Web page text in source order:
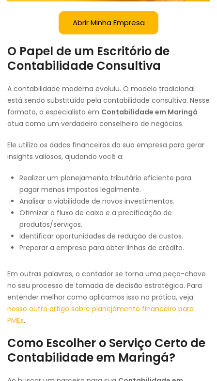
Abrir Minha Empresa
O Papel de um Escritório de
Contabilidade Consultiva
A contabilidade moderna evoluiu. O modelo tradicional
está sendo substituído pela contabilidade consultiva. Nesse
formato, o especialista em Contabilidade em Maringá
atua como um verdadeiro conselheiro de negócios.
Ele utiliza os dados financeiros da sua empresa para gerar
insights valiosos, ajudando você a:
Realizar um planejamento tributário eficiente para
pagar menos impostos legalmente.
Analisar a viabilidade de novos investimentos.
Otimizar o fluxo de caixa e a precificação de
produtos/serviços.
Identificar oportunidades de redução de custos.
Preparar a empresa para obter linhas de crédito.
Em outras palavras, o contador se torna uma peça-chave
no seu processo de tomada de decisão estratégica. Para
entender melhor como aplicamos isso na prática, veja
nosso outro artigo sobre planejamento financeiro para
PMEs.
Como Escolher o Serviço Certo de
Contabilidade em Maringá?